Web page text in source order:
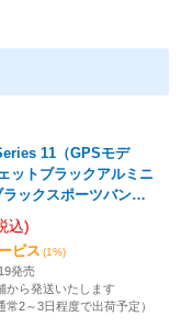
11（GPSモデ
ットブラックアルミニ
ックスポーツバンド -
込)
ビス (1%)
発売
から発送いたします
常2～3日程度で出荷予定）